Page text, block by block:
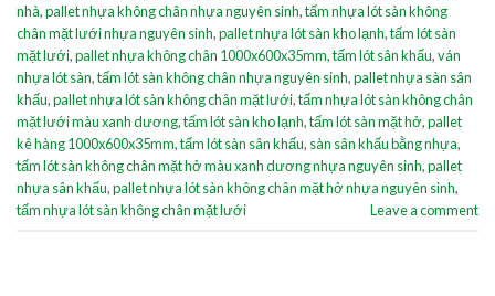
nhà,pallet nhựa không chân nhựa nguyên sinh,tấm nhựa lót sàn không
chân mặt lưới nhựa nguyên sinh,pallet nhựa lót sàn kho lạnh,tấm lót sàn
mặt lưới,pallet nhựa không chân 1000x600x35mm,tấm lót sân khấu,ván
nhựa lót sàn,tấm lót sàn không chân nhựa nguyên sinh,pallet nhựa sàn sân
khấu,pallet nhựa lót sàn không chân mặt lưới,tấm nhựa lót sàn không chân
mặt lưới màu xanh dương,tấm lót sàn kho lạnh,tấm lót sàn mặt hở,pallet
kê hàng 1000x600x35mm,tấm lót sàn sân khấu, sàn sân khấu bằng nhựa,
tấm lót sàn không chân mặt hở màu xanh dương nhựa nguyên sinh,pallet
nhựa sân khấu,pallet nhựa lót sàn không chân mặt hở nhựa nguyên sinh,
tấm nhựa lót sàn không chân mặt lưới
Leave a comment